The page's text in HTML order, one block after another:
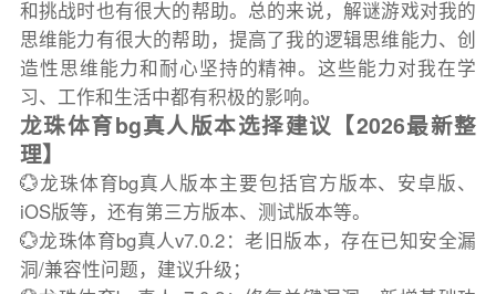
和挑战时也有很大的帮助。总的来说，解谜游戏对我的
思维能力有很大的帮助，提高了我的逻辑思维能力、创
造性思维能力和耐心坚持的精神。这些能力对我在学
习、工作和生活中都有积极的影响。
龙珠体育bg真人版本选择建议【2026最新整
理】
💮龙珠体育bg真人版本主要包括官方版本、安卓版、
iOS版等，还有第三方版本、测试版本等。
💮龙珠体育bg真人v7.0.2：老旧版本，存在已知安全漏
洞/兼容性问题，建议升级；